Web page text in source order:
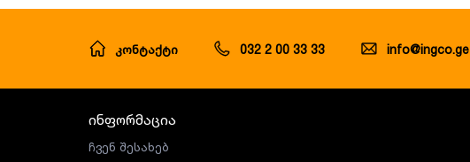
კონტაქტი 032 2 00 33 33 info@ingco.ge
ინფორმაცია
ჩვენ შესახებ